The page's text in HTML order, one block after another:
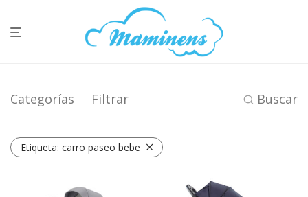
Categorías Filtrar Buscar
Etiqueta: carro paseo bebe